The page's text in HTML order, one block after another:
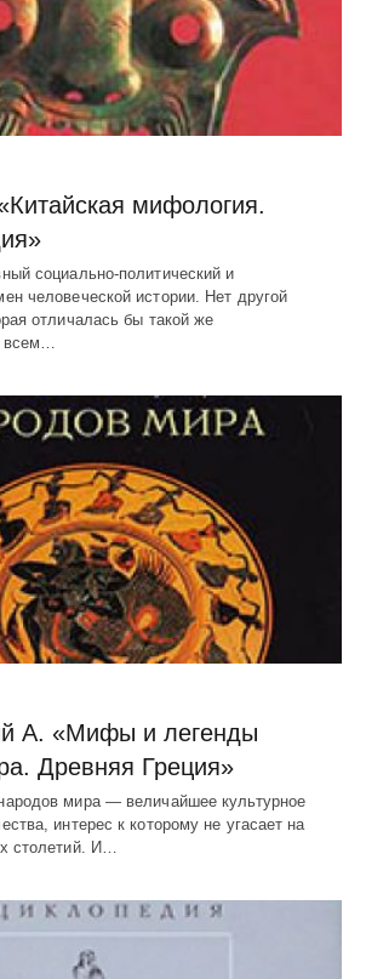
мифология.
социально-политический и
человеческой истории. Нет другой
отличалась бы такой же
А. «Мифы и легенды
Древняя Греция»
мира — величайшее культурное
интерес к которому не угасает на
столетий. И…